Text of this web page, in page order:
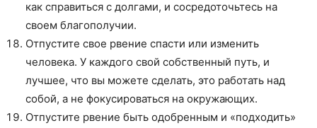
как справиться с долгами, и сосредоточьтесь на
своем благополучии.
Отпустите свое рвение спасти или изменить
человека. У каждого свой собственный путь, и
лучшее, что вы можете сделать, это работать над
собой, а не фокусироваться на окружающих.
Отпустите рвение быть одобренным и «подходить»